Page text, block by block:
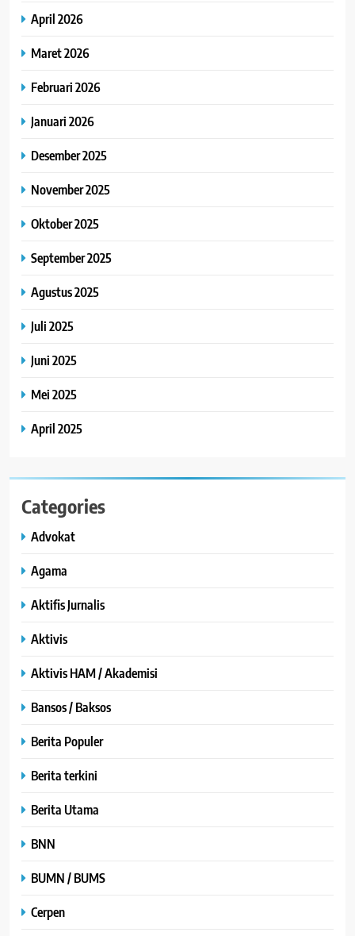
April 2026
Maret 2026
Februari 2026
Januari 2026
Desember 2025
November 2025
Oktober 2025
September 2025
Agustus 2025
Juli 2025
Juni 2025
Mei 2025
April 2025
Categories
Advokat
Agama
Aktifis Jurnalis
Aktivis
Aktivis HAM / Akademisi
Bansos / Baksos
Berita Populer
Berita terkini
Berita Utama
BNN
BUMN / BUMS
Cerpen